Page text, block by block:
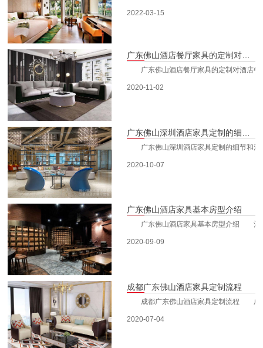
2022-03-15
广东佛山酒店餐厅家具的定制对酒店餐厅的发展有什么帮助
广东佛山酒店餐厅家具的定制对酒店餐
2020-11-02
广东佛山深圳酒店家具定制的细节和注
2020-10-07
广东佛山酒店家具基本房型介绍
广东佛山酒店家具基本房型介绍 酒店在
2020-09-09
成都广东佛山酒店家具定制流程
成都广东佛山酒店家具定制流程 成
2020-07-04